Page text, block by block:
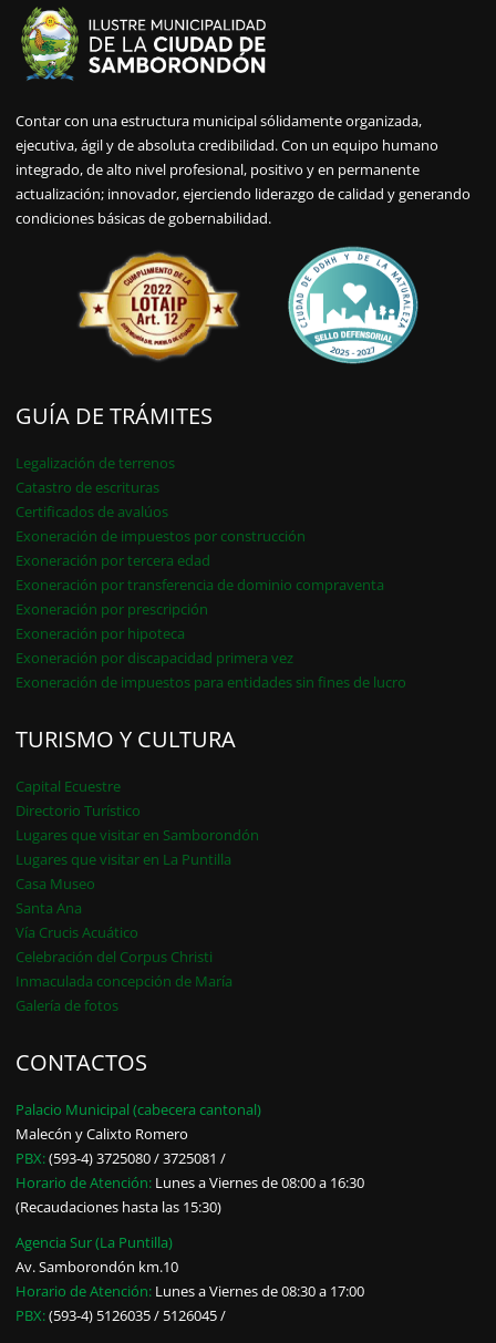
Contar con una estructura municipal sólidamente organizada,
ejecutiva, ágil y de absoluta credibilidad. Con un equipo humano
integrado, de alto nivel profesional, positivo y en permanente
actualización; innovador, ejerciendo liderazgo de calidad y generando
condiciones básicas de gobernabilidad.
GUÍA DE TRÁMITES
Legalización de terrenos
Catastro de escrituras
Certificados de avalúos
Exoneración de impuestos por construcción
Exoneración por tercera edad
Exoneración por transferencia de dominio compraventa
Exoneración por prescripción
Exoneración por hipoteca
Exoneración por discapacidad primera vez
Exoneración de impuestos para entidades sin fines de lucro
TURISMO Y CULTURA
Capital Ecuestre
Directorio Turístico
Lugares que visitar en Samborondón
Lugares que visitar en La Puntilla
Casa Museo
Santa Ana
Vía Crucis Acuático
Celebración del Corpus Christi
Inmaculada concepción de María
Galería de fotos
CONTACTOS
Palacio Municipal (cabecera cantonal)
Malecón y Calixto Romero
PBX:(593-4) 3725080 / 3725081 /
Horario de Atención: Lunes a Viernes de 08:00 a 16:30
(Recaudaciones hasta las 15:30)
Agencia Sur (La Puntilla)
Av. Samborondón km.10
Horario de Atención: Lunes a Viernes de 08:30 a 17:00
PBX:(593-4) 5126035 / 5126045 /